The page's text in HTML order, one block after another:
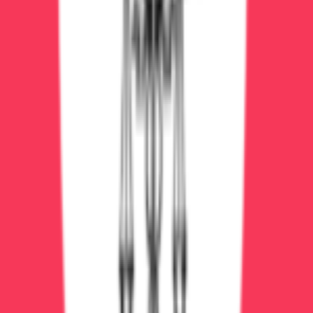
пациенты старше 60 требуют особого
VIP-палата в 2-3 раза дороже общей
Срок кодирования: 5 лет дороже 1 года
Факторы удешевления:
следите за спецпредложениями клиник
Бесплатное лечение алкоголизма
По ОМС (полису):